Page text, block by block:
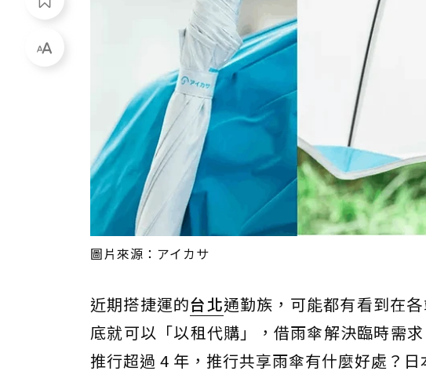
圖片來源：アイカサ
近期搭捷運的台北通勤族，可能都有看到在
底就可以「以租代購」，借雨傘解決臨時需
推行超過 4 年，推行共享雨傘有什麼好處？